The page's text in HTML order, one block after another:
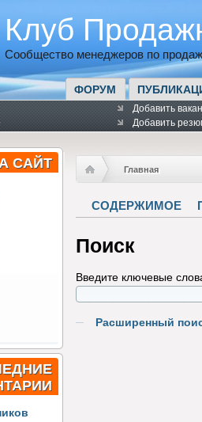
Клуб
Сообщество менеджеров по
ФОРУМ
Добавить
Добавить
САЙТ Главная
СОДЕРЖИМОЕ
Поиск
Введите ключевые
Расширенный